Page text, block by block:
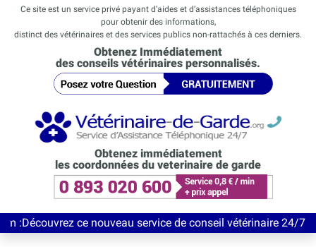
Ce site est un service privé payant d’aides et d’assistances téléphoniques
pour obtenir des informations,
distinct des vétérinaires et des services publics non-rattachés à ces derniers.
Obtenez Immédiatement
des conseils vétérinaires personnalisés.
Obtenez immédiatement
les coordonnées du veterinaire de garde
ce nouveau service de conseil vétérinaire 24/7